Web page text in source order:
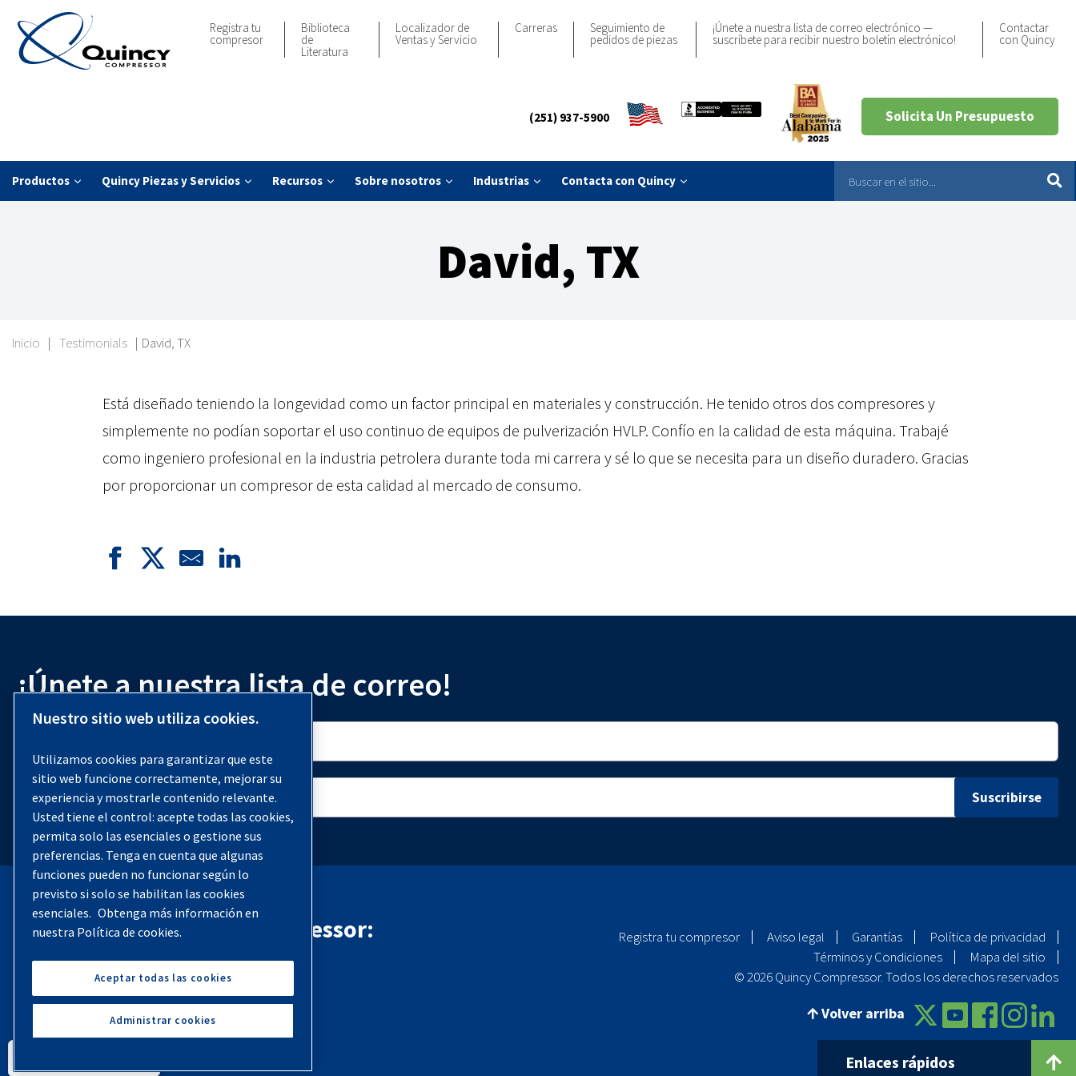
Registra tu
compresor
Biblioteca
de
Literatura
Localizador de
Ventas y Servicio
Carreras Seguimiento de
pedidos de piezas
¡Únete a nuestra lista de correo electrónico —
suscríbete para recibir nuestro boletín electrónico!
Contactar
con Quincy
(251) 937-5900 Solicita Un Presupuesto
Productos Quincy Piezas y Servicios Recursos Sobre nosotros Industrias Contacta con Quincy
David, TX
Inicio | Testimonials | David, TX
Está diseñado teniendo la longevidad como un factor principal en materiales y construcción. He tenido otros dos compresores y
simplemente no podían soportar el uso continuo de equipos de pulverización HVLP. Confío en la calidad de esta máquina. Trabajé
como ingeniero profesional en la industria petrolera durante toda mi carrera y sé lo que se necesita para un diseño duradero. Gracias
por proporcionar un compresor de esta calidad al mercado de consumo.
Enlaces rápidos
¡Únete a nuestra lista de correo!
Contacta con Quincy Compressor:
(251) 937-5900
Contáctenos
Registra tu compresor Aviso legal Garantías
Política de privacidad
Términos y Condiciones
Mapa del sitio
© 2026 Quincy Compressor. Todos los derechos reservados
Volver arriba
Nuestro sitio web utiliza cookies.
Utilizamos cookies para garantizar que este
sitio web funcione correctamente, mejorar su
experiencia y mostrarle contenido relevante.
Usted tiene el control: acepte todas las cookies,
permita solo las esenciales o gestione sus
preferencias. Tenga en cuenta que algunas
funciones pueden no funcionar según lo
previsto si solo se habilitan las cookies
esenciales. Obtenga más información en
nuestra Política de cookies.
Aceptar todas las cookies
Administrar cookies